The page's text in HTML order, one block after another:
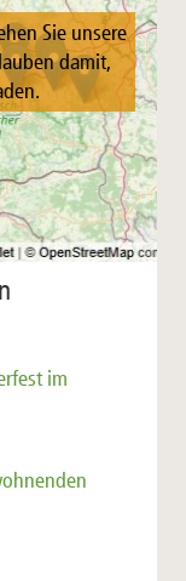
Sie unsere
damit,
im